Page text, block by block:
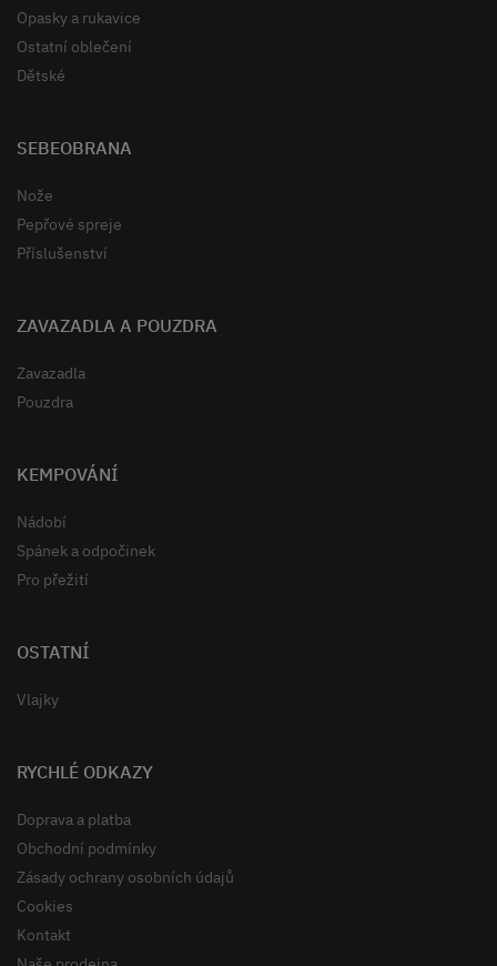
Opasky a rukavice
Ostatní oblečení
Dětské
SEBEOBRANA
Nože
Pepřové spreje
Příslušenství
ZAVAZADLA A POUZDRA
Zavazadla
Pouzdra
KEMPOVÁNÍ
Nádobí
Spánek a odpočinek
Pro přežití
OSTATNÍ
Vlajky
RYCHLÉ ODKAZY
Doprava a platba
Obchodní podmínky
Zásady ochrany osobních údajů
Cookies
Kontakt